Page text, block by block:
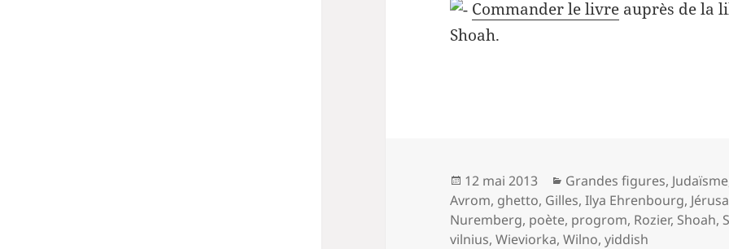
Commander le livre auprès de la
Shoah.
Publié
le
12 mai 2013 Catégories
Grandes figures, Judaïsme
Avrom, ghetto, Gilles,Ilya Ehrenbourg,
Nuremberg, poète, progrom, Rozier, Shoah,
vilnius,Wieviorka,Wilno,yiddish